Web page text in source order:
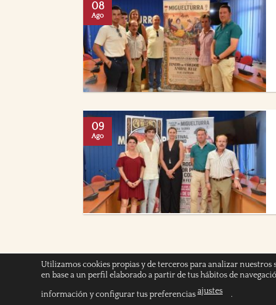
08
Ago
09
Ago
INICIO POLÍTICA DE COOKIES POLITICA DE
Copyright 2026 ©Chicuelinas y Tafalleras
Utilizamos cookies propias y de terceros para analizar
en base a un perfil elaborado a partir de tus hábitos de
información y configurar tus preferenciasajustes .